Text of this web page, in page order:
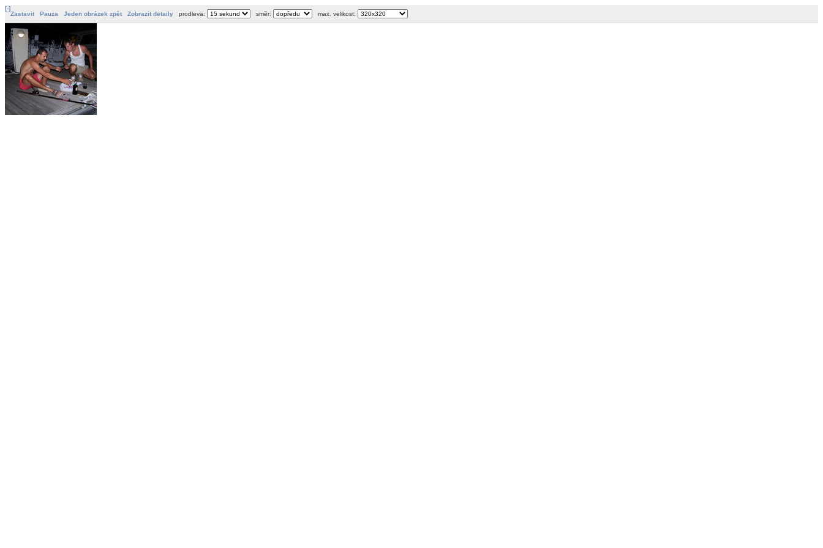
[-]
Zastavit
Pauza Jeden obrázek zpět Zobrazit detaily prodleva: směr: max. velikost: